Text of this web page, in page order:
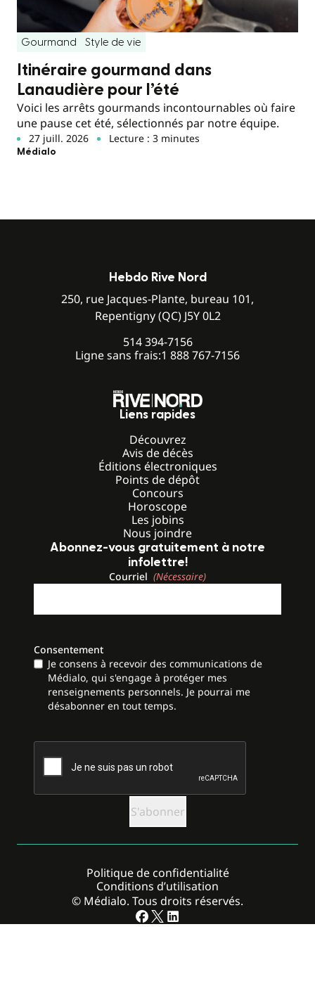
Gourmand Style de vie
Itinéraire gourmand dans
Lanaudière pour l’été
Voici les arrêts gourmands incontournables où faire
une pause cet été, sélectionnés par notre équipe.
27 juill. 2026 Lecture : 3 minutes
Médialo
Hebdo Rive Nord
250, rue Jacques-Plante, bureau 101,
Repentigny (QC) J5Y 0L2
514 394-7156
Ligne sans frais:1 888 767-7156
Liens rapides
Découvrez
Avis de décès
Éditions électroniques
Points de dépôt
Concours
Horoscope
Les jobins
Nous joindre
Abonnez-vous gratuitement à notre
infolettre!
Courriel (Nécessaire)
Consentement
Je consens à recevoir des communications de
Médialo, qui s'engage à protéger mes
renseignements personnels. Je pourrai me
désabonner en tout temps.
CAPTCHA
© Médialo. Tous droits réservés.
Politique de confidentialité
Conditions d’utilisation